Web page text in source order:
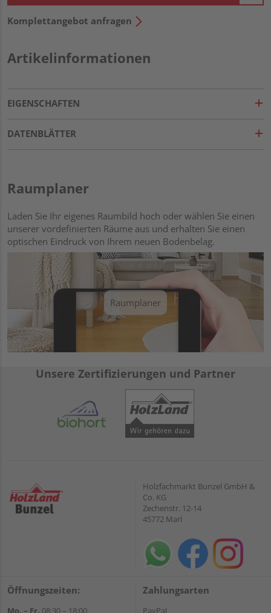
Komplettangebot anfragen
Artikelinformationen
EIGENSCHAFTEN
DATENBLÄTTER
Raumplaner
Laden Sie Ihr eigenes Raumbild hoch oder wählen Sie einen
unserer vordefinierten Räume aus und erhalten Sie einen
optischen Eindruck von Ihrem neuen Bodenbelag.
Raumplaner
Unsere Zertifizierungen und Partner
Holzfachmarkt Bunzel GmbH &
Co. KG
Zechenstr. 12-14
45772 Marl
Öffnungszeiten:
Mo. – Fr. 08:30 – 18:00
Zahlungsarten
PayPal